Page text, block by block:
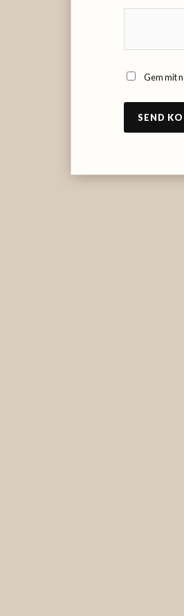
Gem mit